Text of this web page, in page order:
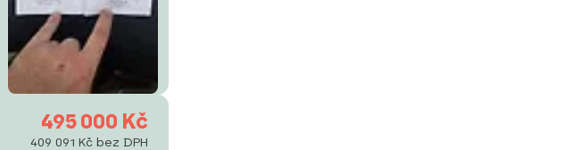
495 000 Kč
409 091 Kč bez DPH